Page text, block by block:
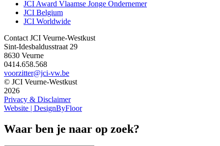
JCI Award Vlaamse Jonge Ondernemer
JCI Belgium
JCI Worldwide
Contact JCI Veurne-Westkust
Sint-Idesbaldusstraat 29
8630 Veurne
0414.658.568
voorzitter@jci-vw.be
© JCI Veurne-Westkust
2026
Privacy & Disclaimer
Website | DesignByFloor
Waar ben je naar op zoek?